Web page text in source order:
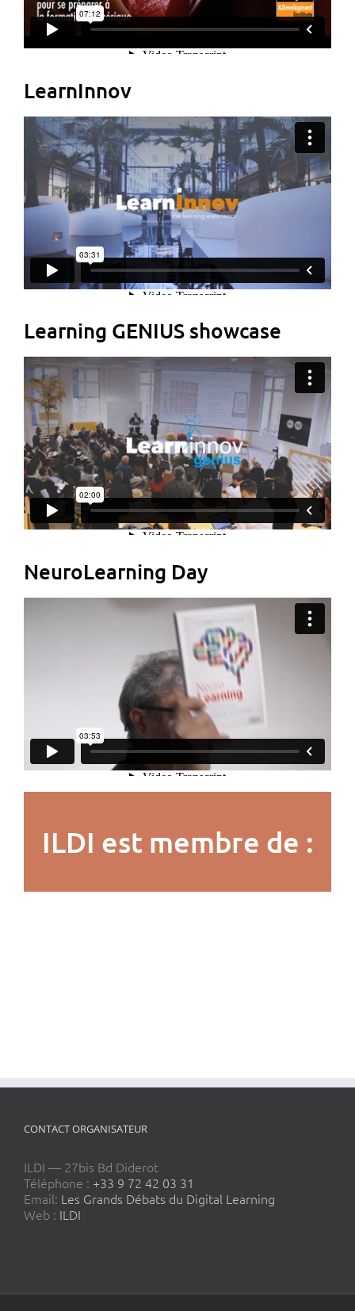
LearnInnov
Learning GENIUS showcase
NeuroLearning Day
ILDI est membre de :
CONTACT ORGANISATEUR
ILDI — 27bis Bd Diderot
Téléphone : +33 9 72 42 03 31
Email: Les Grands Débats du Digital Learning
Web : ILDI